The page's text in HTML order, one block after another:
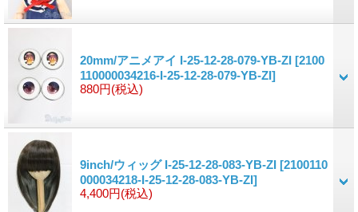
20mm/アニメアイ I-25-12-28-079-YB-ZI [2100
110000034216-I-25-12-28-079-YB-ZI]
880円(税込)
9inch/ウィッグ I-25-12-28-083-YB-ZI [2100110
000034218-I-25-12-28-083-YB-ZI]
4,400円(税込)